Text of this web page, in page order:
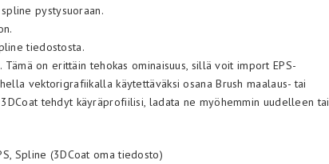
pystysuoraan.
tiedostosta.
on erittäin tehokas ominaisuus, sillä voit import EPS-
vektorigrafiikalla käytettäväksi osana Brush maalaus- tai
tehdyt käyräprofiilisi, ladata ne myöhemmin uudelleen tai
Spline (3DCoat oma tiedosto)